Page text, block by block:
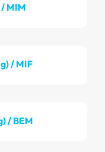
MIM
/ MIF
/ BEM